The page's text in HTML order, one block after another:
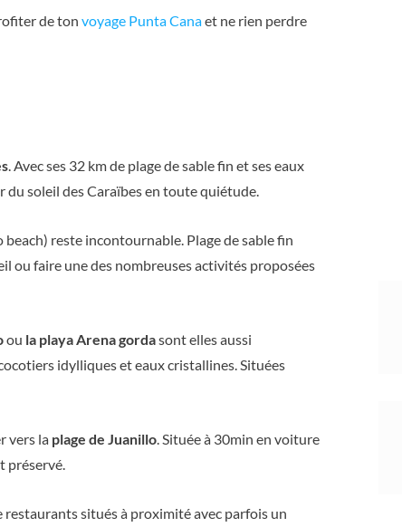
de ton voyage Punta Canaet ne rien perdre
. Avec ses 32 km de plage de sable fin et ses eaux
soleil des Caraïbes en toute quiétude.
beach) reste incontournable. Plage de sable fin
ou faire une des nombreuses activités proposées
ou la playa Arena gordasont elles aussi
idylliques et eaux cristallines. Situées
vers la plage de Juanillo . Située à 30min en voiture
préservé.
restaurants situés à proximité avec parfois un